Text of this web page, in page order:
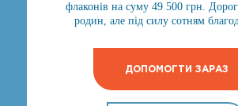
флаконів на суму 49 500 грн.
родин, але під силу сотням
ДОПОМОГТИ ЗАРАЗ